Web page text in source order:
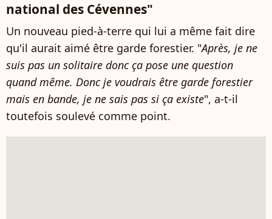
national des Cévennes"
Un nouveau pied-à-terre qui lui a même fait dire
qu'il aurait aimé être garde forestier. "Après, je ne
suis pas un solitaire donc ça pose une question
quand même. Donc je voudrais être garde forestier
mais en bande, je ne sais pas si ça existe", a-t-il
toutefois soulevé comme point.